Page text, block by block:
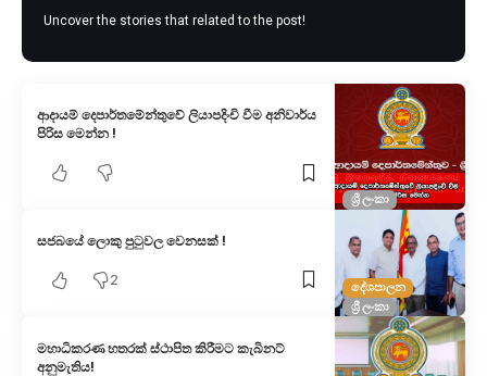
Uncover the stories that related to the post!
ශ්‍රී ලංකා
ආදායම් දෙපාර්තමේන්තුවේ ලියාපදිංචි වීම අනිවාර්ය
පිරිස මෙන්න !
දේශපාලන
ශ්‍රී ලංකා
සජබයේ ලොකු පුටුවල වෙනසක් !
2
මහාධිකරණ හතරක් ස්ථාපිත කිරීමට කැබිනට්
අනුමැතිය!